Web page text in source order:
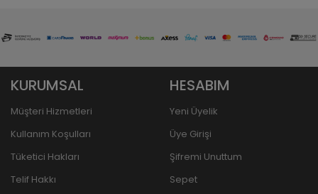
KURUMSAL
Müşteri Hizmetleri
Kullanım Koşulları
Tüketici Hakları
Telif Hakkı
HESABIM
Yeni Üyelik
Üye Girişi
Şifremi Unuttum
Sepet